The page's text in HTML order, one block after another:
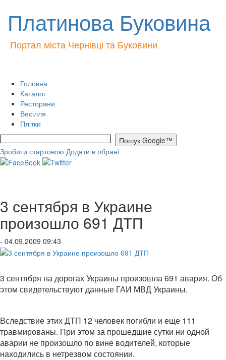
Платинова Буковина
Портал міста Чернівці та Буковини
Головна
Каталог
Ресторани
Весілля
Плітки
Зробити стартовою Додати в обрані
3 сентября в Украине
произошло 691 ДТП
- 04.09.2009 09:43
3 сентября на дорогах Украины произошла 691 авария. Об
этом свидетельствуют данные ГАИ МВД Украины.
Вследствие этих ДТП 12 человек погибли и еще 111
травмированы. При этом за прошедшие сутки ни одной
аварии не произошло по вине водителей, которые
находились в нетрезвом состоянии.